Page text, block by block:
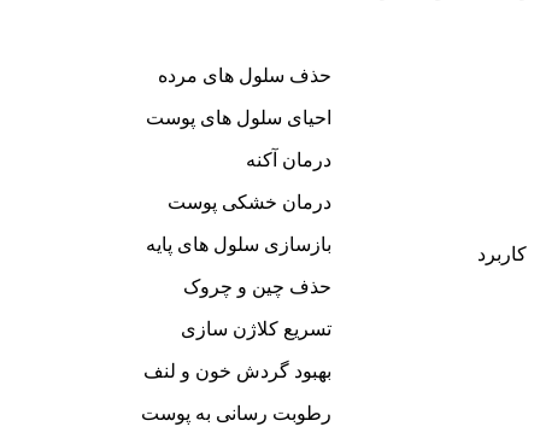
کاربرد
حذف سلول های مرده
احیای سلول های پوست
درمان آکنه
درمان خشکی پوست
بازسازی سلول های پایه
حذف چین و چروک
تسریع کلاژن سازی
بهبود گردش خون و لنف
رطوبت رسانی به پوست